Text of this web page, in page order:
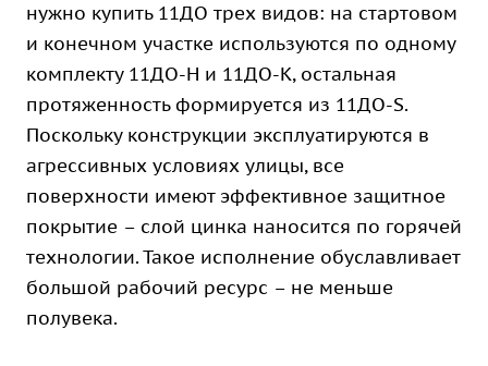
нужно купить 11ДО трех видов: на стартовом
и конечном участке используются по одному
комплекту 11ДО-Н и 11ДО-K, остальная
протяженность формируется из 11ДО-S.
Поскольку конструкции эксплуатируются в
агрессивных условиях улицы, все
поверхности имеют эффективное защитное
покрытие – слой цинка наносится по горячей
технологии. Такое исполнение обуславливает
большой рабочий ресурс – не меньше
полувека.